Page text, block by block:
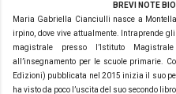
BREVI NOTE
Maria Gabriella Cianciulli nasce a
irpino, dove vive attualmente. Intraprende
magistrale presso l’Istituto
all’insegnamento per le scuole primarie.
Edizioni) pubblicata nel 2015 inizia il suo
ha visto da poco l’uscita del suo secondo